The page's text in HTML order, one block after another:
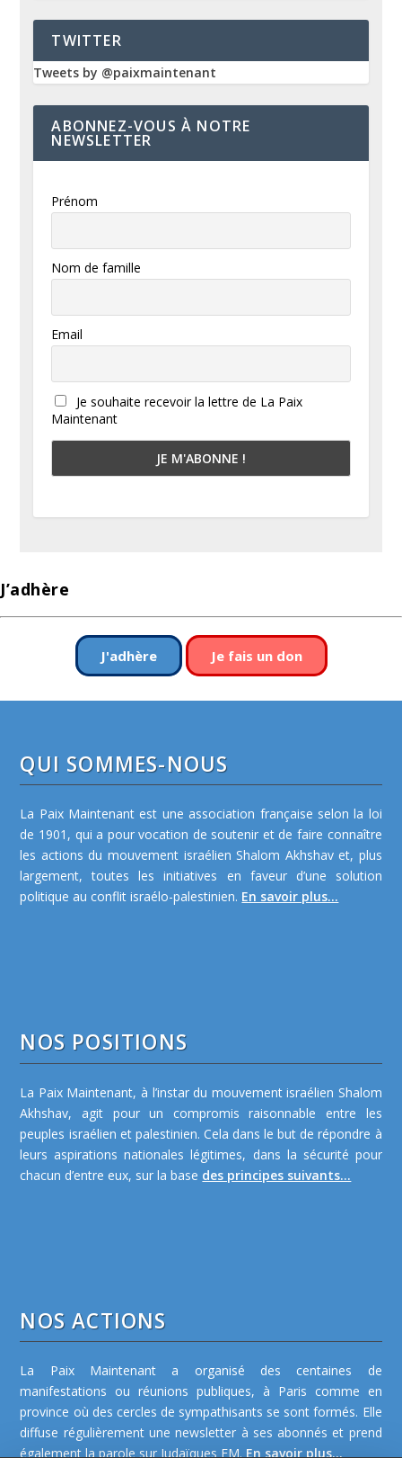
TWITTER
Tweets by @paixmaintenant
ABONNEZ-VOUS À NOTRE
NEWSLETTER
Prénom
Nom de famille
Email
Je souhaite recevoir la lettre de La Paix
Maintenant
J’adhère
J'adhère Je fais un don
QUI SOMMES-NOUS
La Paix Maintenant est une association française selon la loi
de 1901, qui a pour vocation de soutenir et de faire connaître
les actions du mouvement israélien Shalom Akhshav et, plus
largement, toutes les initiatives en faveur d’une solution
politique au conflit israélo-palestinien. En savoir plus...
NOS POSITIONS
La Paix Maintenant, à l’instar du mouvement israélien Shalom
Akhshav, agit pour un compromis raisonnable entre les
peuples israélien et palestinien. Cela dans le but de répondre à
leurs aspirations nationales légitimes, dans la sécurité pour
chacun d’entre eux, sur la base des principes suivants...
NOS ACTIONS
La Paix Maintenant a organisé des centaines de
manifestations ou réunions publiques, à Paris comme en
province où des cercles de sympathisants se sont formés. Elle
diffuse régulièrement une newsletter à ses abonnés et prend
également la parole sur Judaïques FM. En savoir plus...